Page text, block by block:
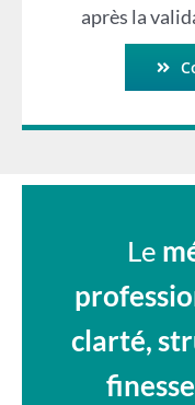
après la
Le
clarté,